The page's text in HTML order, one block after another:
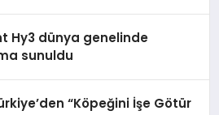
Hy3 dünya genelinde
sunuldu
“Köpeğini İşe Götür